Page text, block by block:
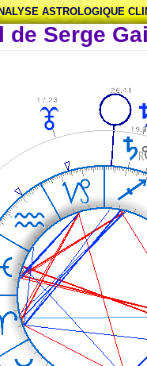
ASTROLOGIQUE
de Serge